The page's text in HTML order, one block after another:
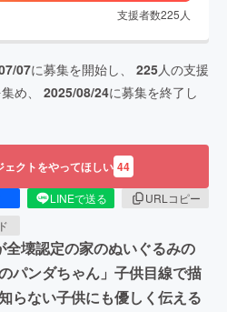
支援者数225 人
07に募集を開始し、 225人の支援
め、 2025/08/24に募集を終了し
ェクトをやってほしい 44
LINEで送る
URLコピー
壊認定の家のぬいぐるみの
パンダちゃん」子供目線で描
らない子供にも優しく伝える